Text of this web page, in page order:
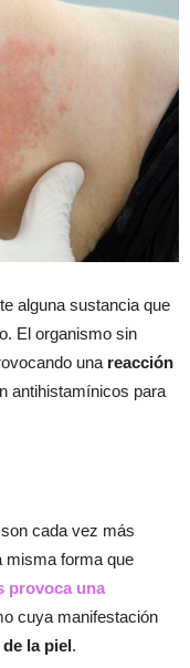
alguna sustancia que
El organismo sin
una reacción
antihistamínicos para
cada vez más
misma forma que
provoca una
cuya manifestación
la piel.